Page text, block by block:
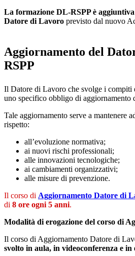
La formazione DL-RSPP è
Datore di Lavoro previsto dal nuovo
Aggiornamento del
RSPP
Il Datore di Lavoro che svolge i compiti
uno specifico obbligo di aggiornamento
Tale aggiornamento serve a mantenere
rispetto:
all’evoluzione normativa;
ai nuovi rischi professionali;
alle innovazioni tecnologiche;
ai cambiamenti organizzativi;
alle misure di prevenzione.
Il corso di Aggiornamento Datore di
di 8 ore ogni 5 anni.
Modalità di erogazione del corso di
Il corso di Aggiornamento Datore di
svolto in aula, in videoconferenza e in